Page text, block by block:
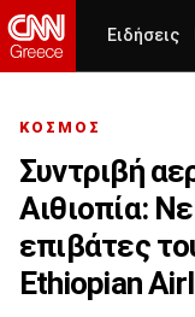
Ειδήσεις
ΚΟΣΜΟΣ
Συντριβή
Αιθιοπία:
επιβάτες
Ethiopian